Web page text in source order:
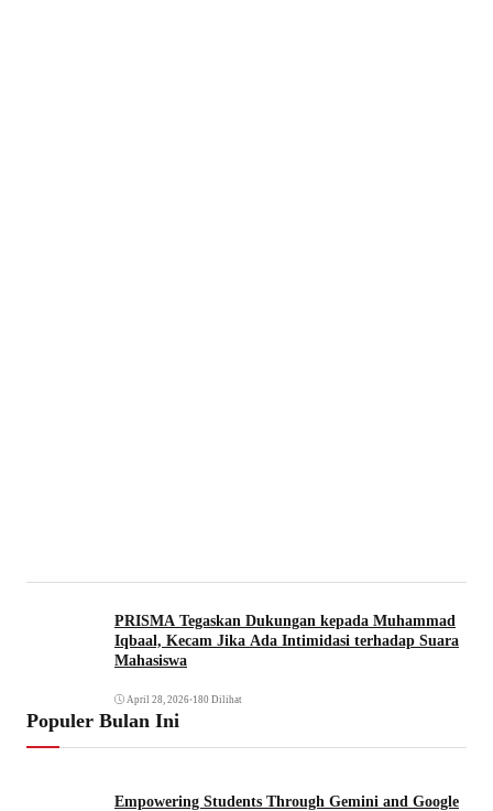
PRISMA Tegaskan Dukungan kepada Muhammad
Iqbaal, Kecam Jika Ada Intimidasi terhadap Suara
Mahasiswa
April 28, 2026•180 Dilihat
Populer Bulan Ini
Empowering Students Through Gemini and Google